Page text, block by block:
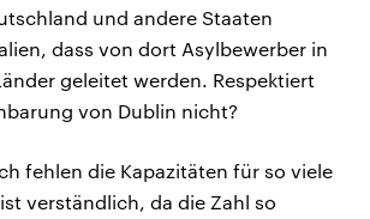
und andere Staaten
dass von dort Asylbewerber in
geleitet werden. Respektiert
von Dublin nicht?
fehlen die Kapazitäten für so viele
verständlich, da die Zahl so